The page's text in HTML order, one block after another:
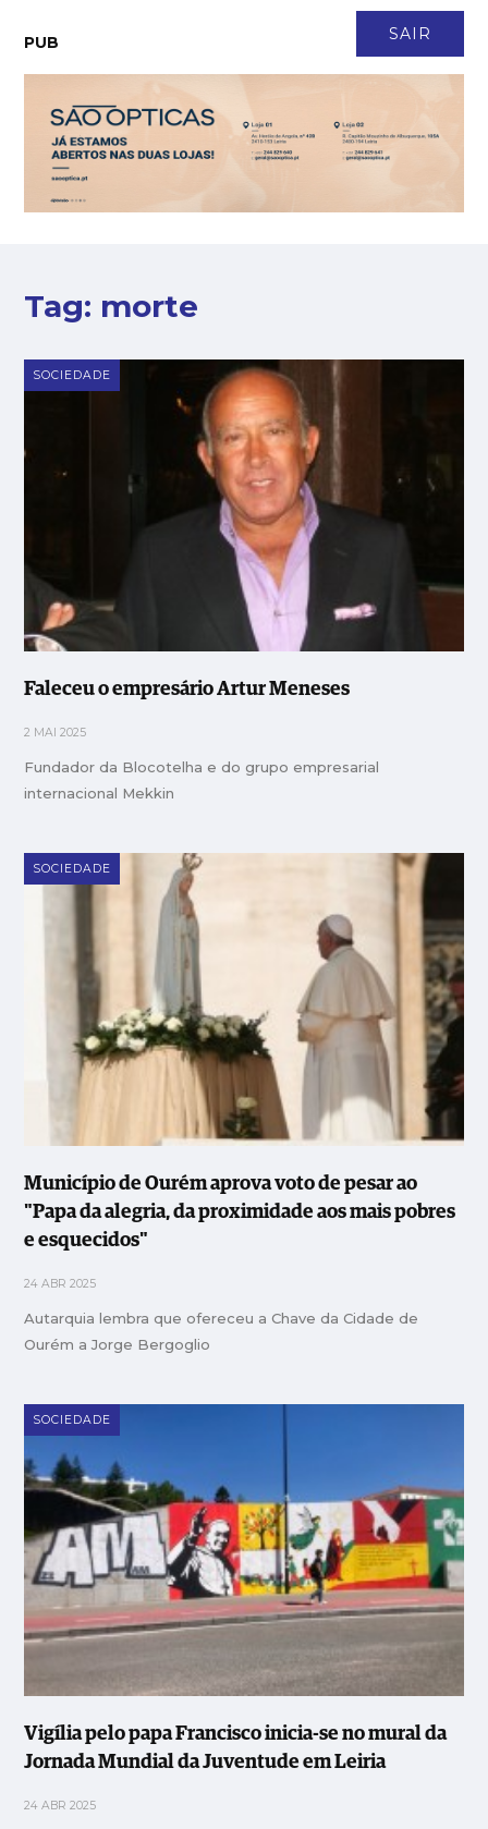
SAIR
PUB
Tag: morte
SOCIEDADE
Faleceu o empresário Artur Meneses
2 MAI 2025
Fundador da Blocotelha e do grupo empresarial
internacional Mekkin
SOCIEDADE
Município de Ourém aprova voto de pesar ao
"Papa da alegria, da proximidade aos mais pobres
e esquecidos"
24 ABR 2025
Autarquia lembra que ofereceu a Chave da Cidade de
Ourém a Jorge Bergoglio
SOCIEDADE
Vigília pelo papa Francisco inicia-se no mural da
Jornada Mundial da Juventude em Leiria
24 ABR 2025